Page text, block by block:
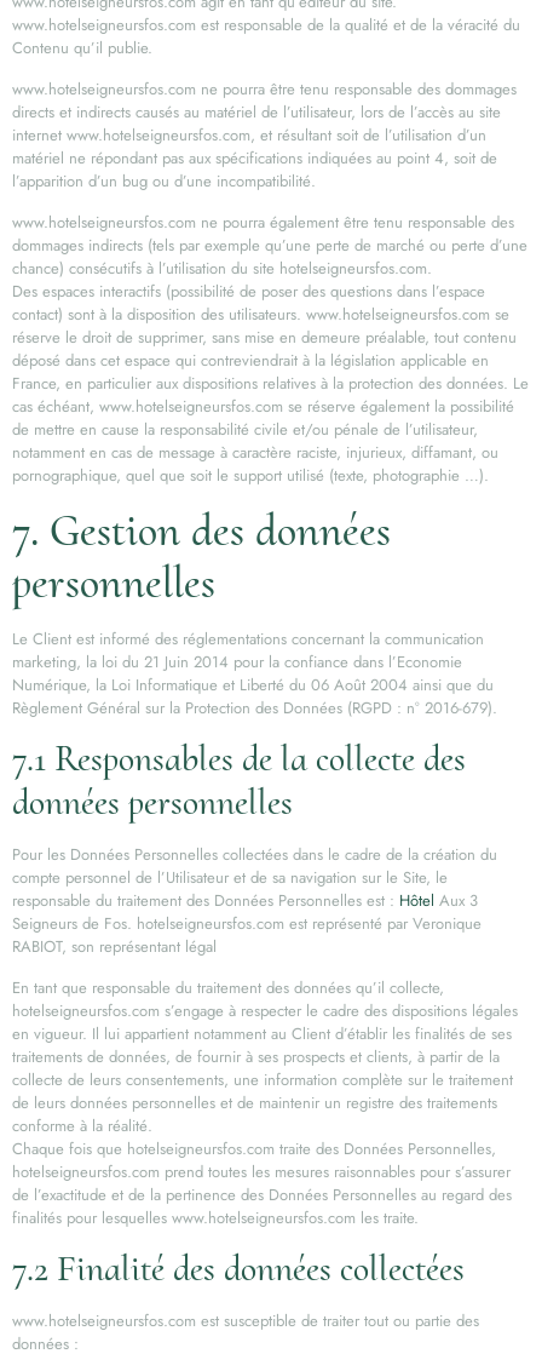
www.hotelseigneursfos.com est responsable de la qualité et de la véracité du
Contenu qu’il publie.
www.hotelseigneursfos.com ne pourra être tenu responsable des dommages
directs et indirects causés au matériel de l’utilisateur, lors de l’accès au site
internet www.hotelseigneursfos.com, et résultant soit de l’utilisation d’un
matériel ne répondant pas aux spécifications indiquées au point 4, soit de
l’apparition d’un bug ou d’une incompatibilité.
www.hotelseigneursfos.com ne pourra également être tenu responsable des
dommages indirects (tels par exemple qu’une perte de marché ou perte d’une
chance) consécutifs à l’utilisation du site hotelseigneursfos.com.
Des espaces interactifs (possibilité de poser des questions dans l’espace
contact) sont à la disposition des utilisateurs. www.hotelseigneursfos.com se
réserve le droit de supprimer, sans mise en demeure préalable, tout contenu
déposé dans cet espace qui contreviendrait à la législation applicable en
France, en particulier aux dispositions relatives à la protection des données. Le
cas échéant, www.hotelseigneursfos.com se réserve également la possibilité
de mettre en cause la responsabilité civile et/ou pénale de l’utilisateur,
notamment en cas de message à caractère raciste, injurieux, diffamant, ou
pornographique, quel que soit le support utilisé (texte, photographie …).
7. Gestion des données
personnelles
Le Client est informé des réglementations concernant la communication
marketing, la loi du 21 Juin 2014 pour la confiance dans l’Economie
Numérique, la Loi Informatique et Liberté du 06 Août 2004 ainsi que du
Règlement Général sur la Protection des Données (RGPD : n° 2016-679).
7.1 Responsables de la collecte des
données personnelles
Pour les Données Personnelles collectées dans le cadre de la création du
compte personnel de l’Utilisateur et de sa navigation sur le Site, le
responsable du traitement des Données Personnelles est : Hôtel Aux 3
Seigneurs de Fos. hotelseigneursfos.com est représenté par Veronique
RABIOT, son représentant légal
En tant que responsable du traitement des données qu’il collecte,
hotelseigneursfos.com s’engage à respecter le cadre des dispositions légales
en vigueur. Il lui appartient notamment au Client d’établir les finalités de ses
traitements de données, de fournir à ses prospects et clients, à partir de la
collecte de leurs consentements, une information complète sur le traitement
de leurs données personnelles et de maintenir un registre des traitements
conforme à la réalité.
Chaque fois que hotelseigneursfos.com traite des Données Personnelles,
hotelseigneursfos.com prend toutes les mesures raisonnables pour s’assurer
de l’exactitude et de la pertinence des Données Personnelles au regard des
finalités pour lesquelles www.hotelseigneursfos.com les traite.
7.2 Finalité des données collectées
www.hotelseigneursfos.com est susceptible de traiter tout ou partie des
données :